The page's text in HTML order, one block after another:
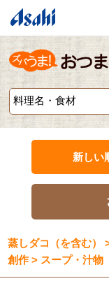
新しい
蒸しダコ（を含む）
創作 > スープ・汁